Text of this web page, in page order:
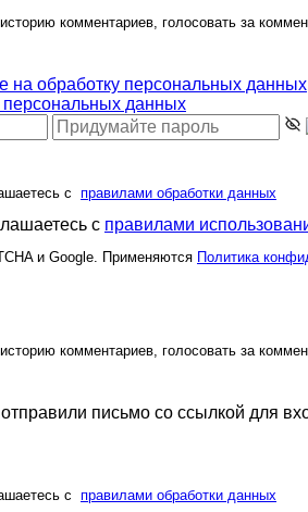
комментариев, голосовать за
на обработку персональных данных
данных
с правилами обработки данных
с правилами
и Google. Применяются Политика
комментариев, голосовать за
письмо со ссылкой для
с правилами обработки данных